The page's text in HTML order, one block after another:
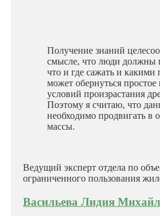
Получение знаний
смысле, что люди должны
что и где сажать и какими
может обернуться простое
условий произрастания
Поэтому я считаю, что
необходимо продвигать в
массы.
Ведущий эксперт отдела по
ограниченного пользования
Васильева Лидия